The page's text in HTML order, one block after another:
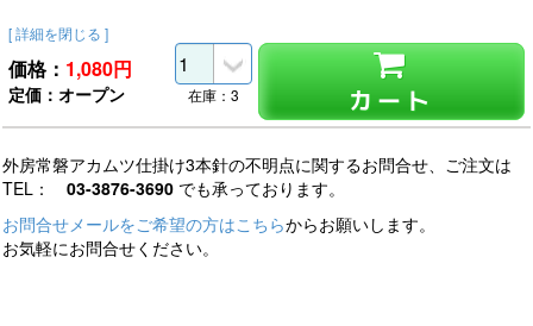
[ 詳細を閉じる ]
価格： 1,080円
定価：オープン カート
在庫：3
外房常磐アカムツ仕掛け3本針の不明点に関するお問合せ、ご注文は
TEL： 03-3876-3690 でも承っております。
お問合せメールをご希望の方はこちらからお願いします。
お気軽にお問合せください。